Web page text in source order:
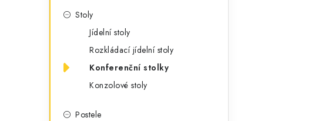
Stoly
Jídelní stoly
Rozkládací jídelní stoly
Konferenční stolky
Konzolové stoly
Postele